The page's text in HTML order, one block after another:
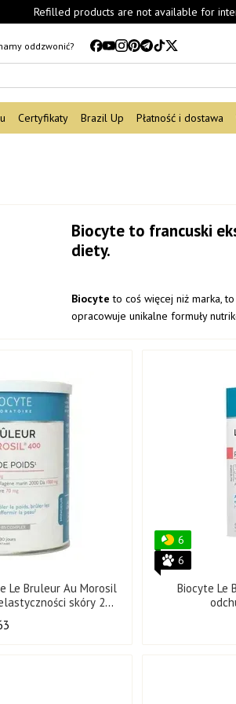
Refilled products are not available for
oddzwonić?
Certyfikaty Brazil Up Płatność i dostawa
Biocyte to francuski
diety.
Biocyteto coś więcej niż marka,
opracowuje unikalne formuły
💎 Dlaczego Biocyte nazywa
Ponad 19 lat innowacji w
11 prestiżowych nagród i 2
Połączenie naturalnych
Skuteczność potwierdzona
Szeroka gama produktów –
Czym są nutrikosmetyki?
Nutrikosmetyki to nowa
przeciwieństwie do
na poziomie komórkowym.
Le Bruleur Au Morosil
skóry 240
g
6
6
Biocyte Le